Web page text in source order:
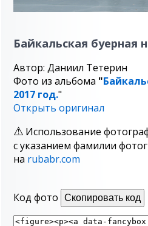
Байкальская буерная
Автор: Даниил Тетерин
Фото из альбома "
2017 год."
Открыть оригинал
Использование
с указанием фамилии
на rubabr.com
Код фото Скопировать код